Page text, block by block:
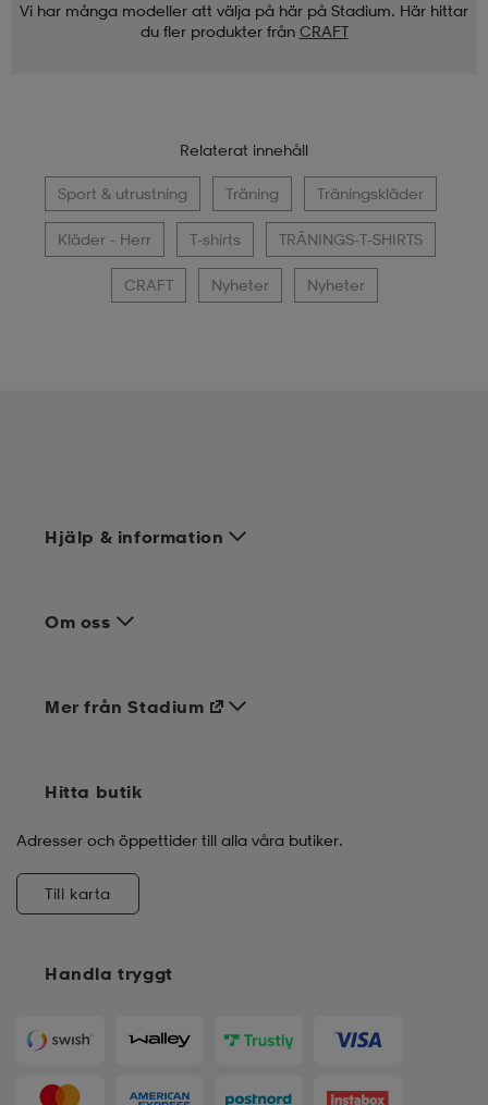
Vi har många modeller att välja på här på Stadium. Här hittar
du fler produkter från CRAFT
Relaterat innehåll
Sport & utrustning Träning Träningskläder
Kläder - Herr T-shirts TRÄNINGS-T-SHIRTS
CRAFT Nyheter Nyheter
Hjälp & information
Om oss
Handla tryggt
Mer från Stadium
Hitta butik
Adresser och öppettider till alla våra butiker.
Till karta